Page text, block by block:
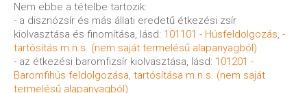
Nem ebbe a tételbe tartozik:
- a disznózsír és más állati eredetű étkezési zsír
kiolvasztása és finomítása, lásd: 101101 - Húsfeldolgozás, -
tartósítás m.n.s. (nem saját termelésű alapanyagból)
- az étkezési baromfizsír kiolvasztása, lásd: 101201 -
Baromfihús feldolgozása, tartósítása m.n.s. (nem saját
termelésű alapanyagból)